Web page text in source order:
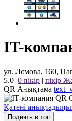
IT-
ул. Ломова, 160,
5.0 0 пікір | пікір
QR Анықтама
Қатені
Поднять в топ